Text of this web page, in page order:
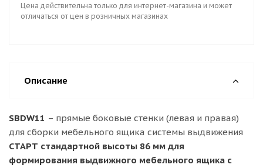
Цена действительна только для интернет-магазина и может
отличаться от цен в розничных магазинах
Описание
SBDW11 – прямые боковые стенки (левая и правая)
для сборки мебельного ящика системы выдвижения
СТАРТ стандартной высоты 86 мм для
формирования выдвижного мебельного ящика с